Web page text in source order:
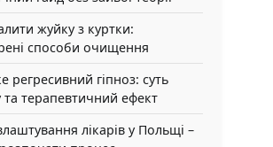
жуйку з куртки:
способи очищення
регресивний гіпноз: суть
та терапевтичний ефект
лікарів у Польщі –